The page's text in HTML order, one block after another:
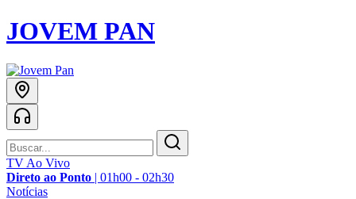
JOVEM PAN
TV Ao Vivo
Direto ao Ponto | 01h00 - 02h30
Notícias